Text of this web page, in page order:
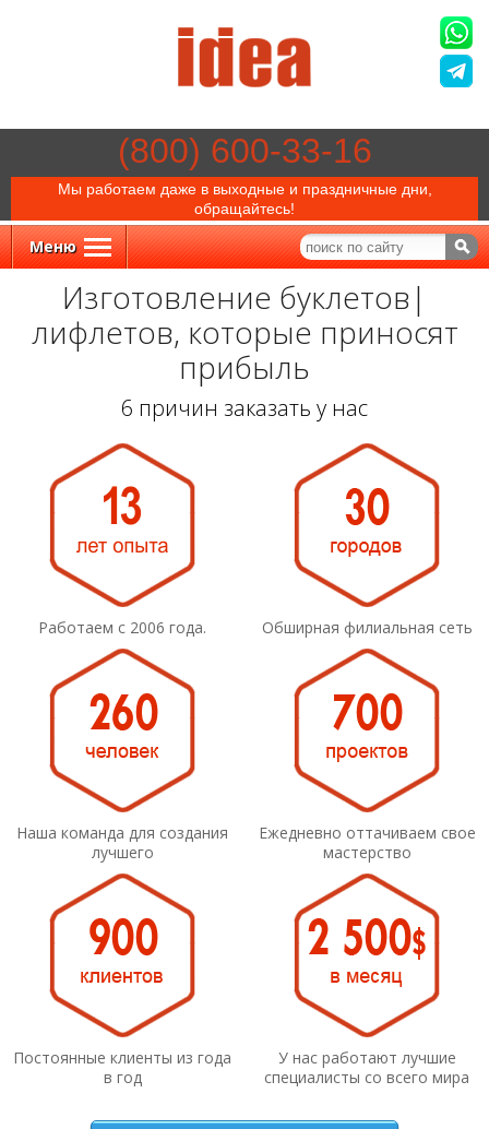
(800) 600-33-16
Мы работаем даже в выходные и праздничные дни,
обращайтесь!
Меню
Изготовление буклетов|
лифлетов, которые приносят
прибыль
6 причин заказать у нас
Работаем с 2006 года. Обширная филиальная сеть
Наша команда для создания
лучшего
Ежедневно оттачиваем свое
мастерство
Постоянные клиенты из года
в год
У нас работают лучшие
специалисты со всего мира